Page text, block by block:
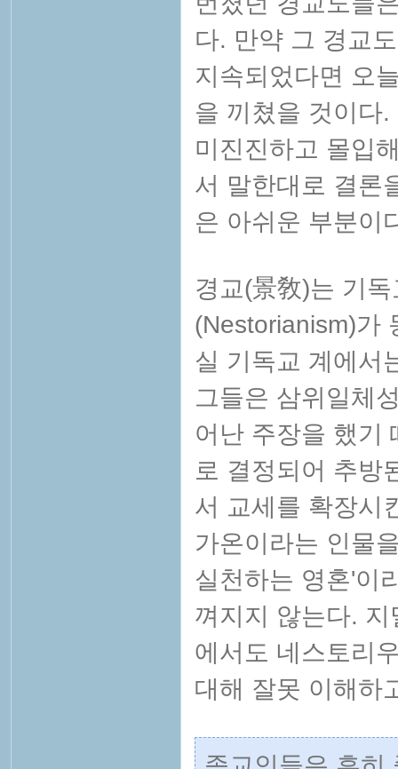
다. 만약 그 경교
지속되었다면 오
을 끼쳤을 것이다
미진진하고 몰입
서 말한대로 결론
은 아쉬운 부분이
경교(景敎)는 기
(Nestorianism)가
실 기독교 계에서
그들은 삼위일체
어난 주장을 했기
로 결정되어 추방
서 교세를 확장시
가온이라는 인물
실천하는 영혼'이
껴지지 않는다.
에서도 네스토리
대해 잘못 이해하